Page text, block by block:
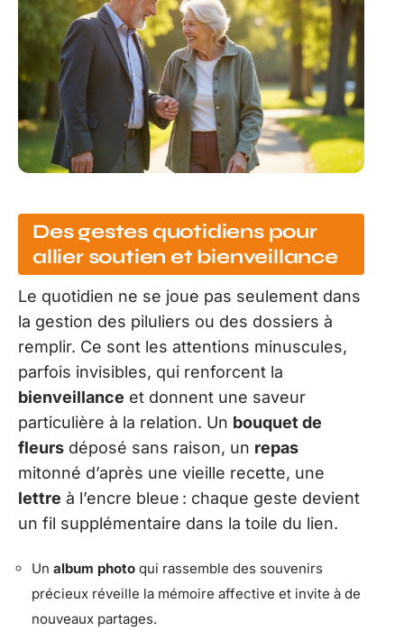
Des gestes quotidiens pour
allier soutien et bienveillance
Le quotidien ne se joue pas seulement dans
la gestion des piluliers ou des dossiers à
remplir. Ce sont les attentions minuscules,
parfois invisibles, qui renforcent la
bienveillance et donnent une saveur
particulière à la relation. Un bouquet de
fleurs déposé sans raison, un repas
mitonné d’après une vieille recette, une
lettre à l’encre bleue : chaque geste devient
un fil supplémentaire dans la toile du lien.
Un album photo qui rassemble des souvenirs
précieux réveille la mémoire affective et invite à de
nouveaux partages.